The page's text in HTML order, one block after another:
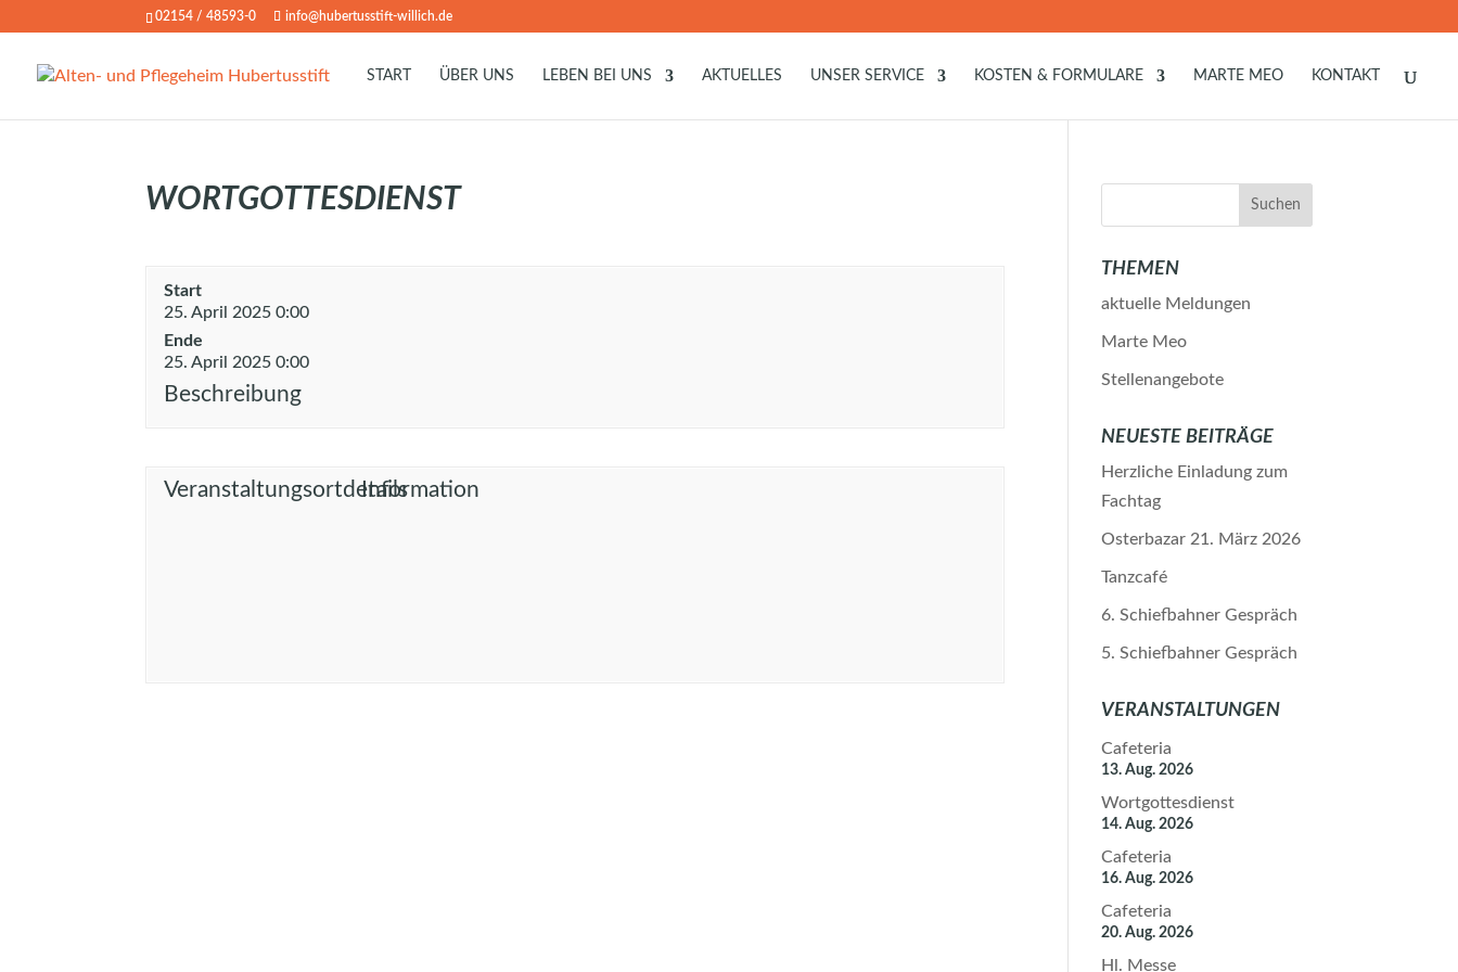
02154 / 48593-0 info@hubertusstift-willich.de
START ÜBER UNS LEBEN BEI UNS AKTUELLES UNSER SERVICE KOSTEN & FORMULARE MARTE MEO KONTAKT
WORTGOTTESDIENST
Start
25. April 2025 0:00
Ende
25. April 2025 0:00
Beschreibung
VeranstaltungsortdetailsInformation
THEMEN
aktuelle Meldungen
Marte Meo
Stellenangebote
NEUESTE BEITRÄGE
Herzliche Einladung zum
Fachtag
Osterbazar 21. März 2026
Tanzcafé
6. Schiefbahner Gespräch
5. Schiefbahner Gespräch
VERANSTALTUNGEN
Cafeteria
13. Aug. 2026
Wortgottesdienst
14. Aug. 2026
Cafeteria
16. Aug. 2026
Cafeteria
20. Aug. 2026
Hl. Messe